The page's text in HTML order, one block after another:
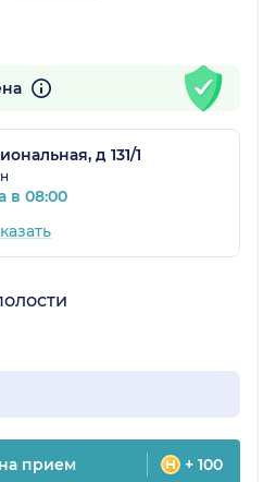
д 131/1
в 08:00
прием + 100